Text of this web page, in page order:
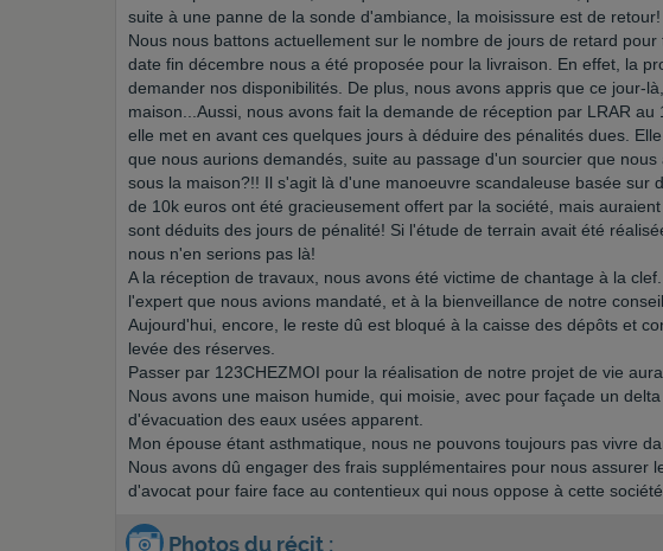
suite à une panne de la sonde d'ambiance, la moisissure est de retour!
Nous nous battons actuellement sur le nombre de jours de retard
date fin décembre nous a été proposée pour la livraison. En effet, la
demander nos disponibilités. De plus, nous avons appris que ce jour-
maison...Aussi, nous avons fait la demande de réception par LRAR
elle met en avant ces quelques jours à déduire des pénalités dues.
que nous aurions demandés, suite au passage d'un sourcier que
sous la maison?!! Il s'agit là d'une manoeuvre scandaleuse basée sur
de 10k euros ont été gracieusement offert par la société, mais
sont déduits des jours de pénalité! Si l'étude de terrain avait été
nous n'en serions pas là!
A la réception de travaux, nous avons été victime de chantage à la
l'expert que nous avions mandaté, et à la bienveillance de notre
Aujourd'hui, encore, le reste dû est bloqué à la caisse des dépôts et
levée des réserves.
Passer par 123CHEZMOI pour la réalisation de notre projet de vie
Nous avons une maison humide, qui moisie, avec pour façade un
d'évacuation des eaux usées apparent.
Mon épouse étant asthmatique, nous ne pouvons toujours pas vivre
Nous avons dû engager des frais supplémentaires pour nous assurer
d'avocat pour faire face au contentieux qui nous oppose à cette société.
Photos du récit :